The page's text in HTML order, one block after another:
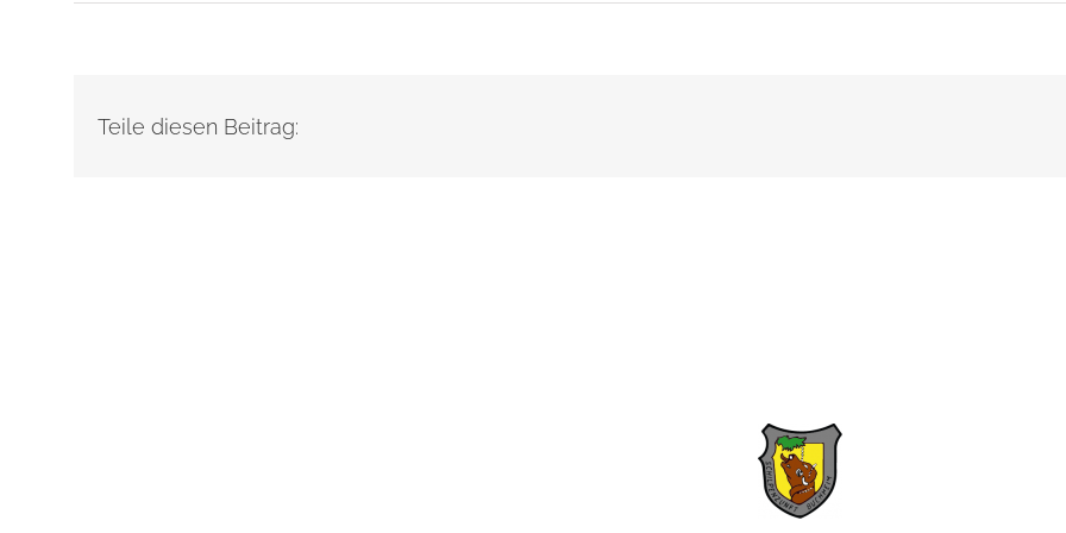
Teile diesen Beitrag: